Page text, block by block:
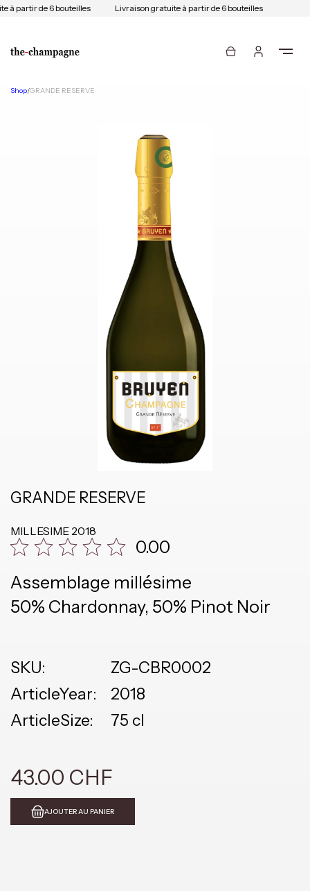
à partir de 6 bouteilles Livraison gratuite à partir de 6 bouteilles
Shop/GRANDE RESERVE
GRANDE RESERVE
MILLESIME 2018
0.00
Assemblage millésime
50% Chardonnay, 50% Pinot Noir
SKU:
ZG-CBR0002
ArticleYear:
2018
ArticleSize:
75 cl
43.00 CHF
AJOUTER AU PANIER